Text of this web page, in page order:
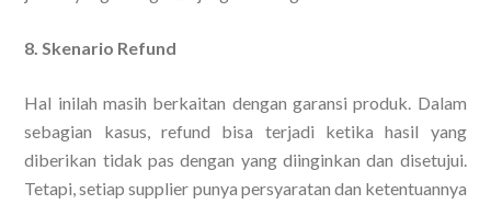
8. Skenario Refund
Hal inilah masih berkaitan dengan garansi produk. Dalam
sebagian kasus, refund bisa terjadi ketika hasil yang
diberikan tidak pas dengan yang diinginkan dan disetujui.
Tetapi, setiap supplier punya persyaratan dan ketentuannya